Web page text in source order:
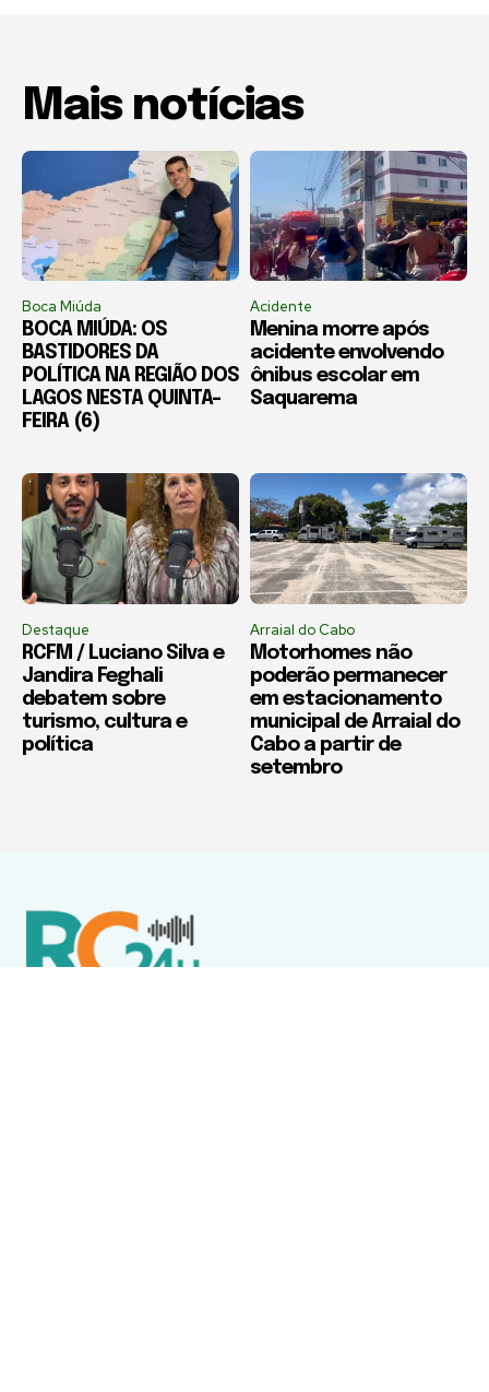
Mais notícias
Boca Miúda
BOCA MIÚDA: OS
BASTIDORES DA
POLÍTICA NA REGIÃO DOS
LAGOS NESTA QUINTA-
FEIRA (6)
Acidente
Menina morre após
acidente envolvendo
ônibus escolar em
Saquarema
Destaque
RCFM / Luciano Silva e
Jandira Feghali
debatem sobre
turismo, cultura e
política
Arraial do Cabo
Motorhomes não
poderão permanecer
em estacionamento
municipal de Arraial do
Cabo a partir de
setembro